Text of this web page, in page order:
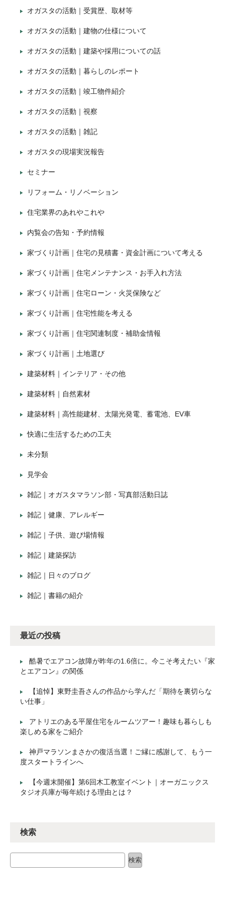
オガスタの活動｜受賞歴、取材等
オガスタの活動｜建物の仕様について
オガスタの活動｜建築や採用についての話
オガスタの活動｜暮らしのレポート
オガスタの活動｜竣工物件紹介
オガスタの活動｜視察
オガスタの活動｜雑記
オガスタの現場実況報告
セミナー
リフォーム・リノベーション
住宅業界のあれやこれや
内覧会の告知・予約情報
家づくり計画｜住宅の見積書・資金計画について考える
家づくり計画｜住宅メンテナンス・お手入れ方法
家づくり計画｜住宅ローン・火災保険など
家づくり計画｜住宅性能を考える
家づくり計画｜住宅関連制度・補助金情報
家づくり計画｜土地選び
建築材料｜インテリア・その他
建築材料｜自然素材
建築材料｜高性能建材、太陽光発電、蓄電池、EV車
快適に生活するための工夫
未分類
見学会
雑記｜オガスタマラソン部・写真部活動日誌
雑記｜健康、アレルギー
雑記｜子供、遊び場情報
雑記｜建築探訪
雑記｜日々のブログ
雑記｜書籍の紹介
最近の投稿
酷暑でエアコン故障が昨年の1.6倍に。今こそ考えたい『家
とエアコン』の関係
【追悼】東野圭吾さんの作品から学んだ「期待を裏切らな
い仕事」
アトリエのある平屋住宅をルームツアー！趣味も暮らしも
楽しめる家をご紹介
神戸マラソンまさかの復活当選！ご縁に感謝して、もう一
度スタートラインへ
【今週末開催】第6回木工教室イベント｜オーガニックス
タジオ兵庫が毎年続ける理由とは？
検索
検索
検索